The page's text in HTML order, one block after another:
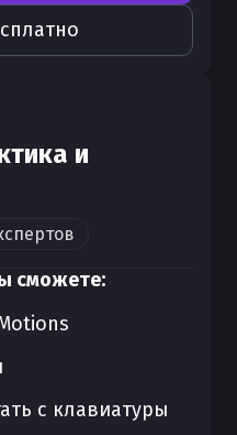
и
сможете:
с клавиатуры